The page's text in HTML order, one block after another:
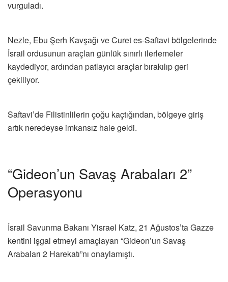
vurguladı.
Nezle, Ebu Şerh Kavşağı ve Curet es-Saftavi bölgelerinde
İsrail ordusunun araçları günlük sınırlı ilerlemeler
kaydediyor, ardından patlayıcı araçlar bırakılıp geri
çekiliyor.
Saftavi’de Filistinlilerin çoğu kaçtığından, bölgeye giriş
artık neredeyse imkansız hale geldi.
“Gideon’un Savaş Arabaları 2”
Operasyonu
İsrail Savunma Bakanı Yisrael Katz, 21 Ağustos’ta Gazze
kentini işgal etmeyi amaçlayan “Gideon’un Savaş
Arabaları 2 Harekatı”nı onaylamıştı.